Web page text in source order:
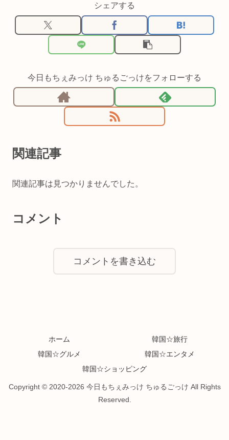
シェアする
今日もちぇみっけ ちゅるごっけをフォローする
関連記事
関連記事は見つかりませんでした。
コメント
コメントを書き込む
ホーム
韓国☆旅行
韓国☆グルメ
韓国☆エンタメ
韓国☆ショッピング
Copyright © 2020-2026 今日もちぇみっけ ちゅるごっけ All Rights
Reserved.